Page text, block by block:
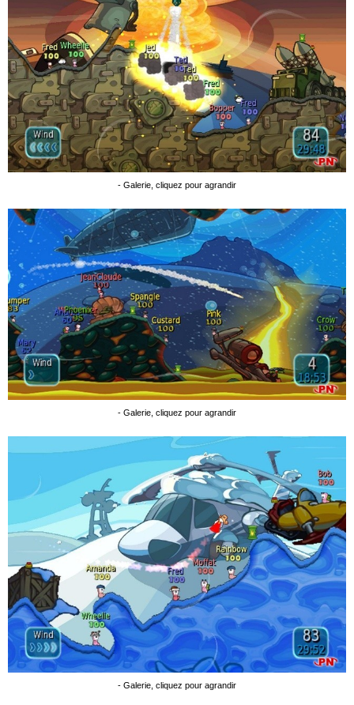
- Galerie, cliquez pour agrandir
- Galerie, cliquez pour agrandir
- Galerie, cliquez pour agrandir